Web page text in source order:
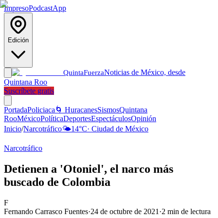
ImpresoPodcastApp
Edición
QuintaFuerzaNoticias de México, desde
Quintana Roo
Suscríbete gratis
PortadaPoliciaca 🌀 HuracanesSismosQuintana
RooMéxicoPolíticaDeportesEspectáculosOpinión
Inicio/Narcotráfico🌤️14°C· Ciudad de México
Narcotráfico
Detienen a 'Otoniel', el narco más
buscado de Colombia
F
Fernando Carrasco Fuentes·24 de octubre de 2021 ·2 min de lectura